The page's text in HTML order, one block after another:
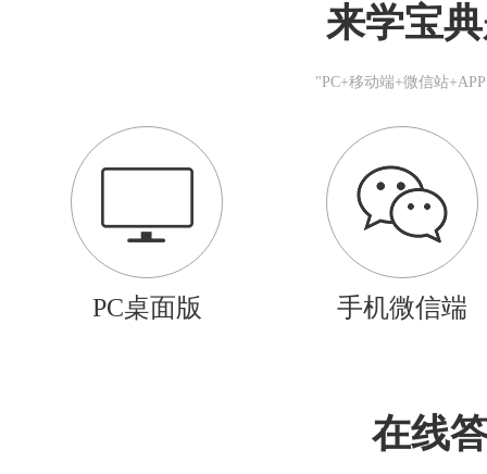
来学宝
"PC+移动端+微信站
PC桌面版 手机微信端
在线